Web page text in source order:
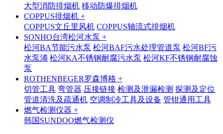
大型消防排烟机 移动防爆排烟机
COPPUS排烟机 +
COPPUS文丘里风机 COPPUS轴流式排烟机
SONHO台湾松河水泵 +
松河BA节能污水泵 松河BAF污水处理管道泵 松河BF污
水泵浦 松河KA不锈钢耐腐污水泵 松河KF不锈钢耐腐蚀
泵
ROTHENBEGER罗森博格 +
切管工具 弯管器 压接链接 检测及泄漏检测 探测及定位
管道清洗及疏通机 空调制冷工具及设备 管钳通用工具
燃气检测仪器 +
韩国SUNDOO燃气检测仪